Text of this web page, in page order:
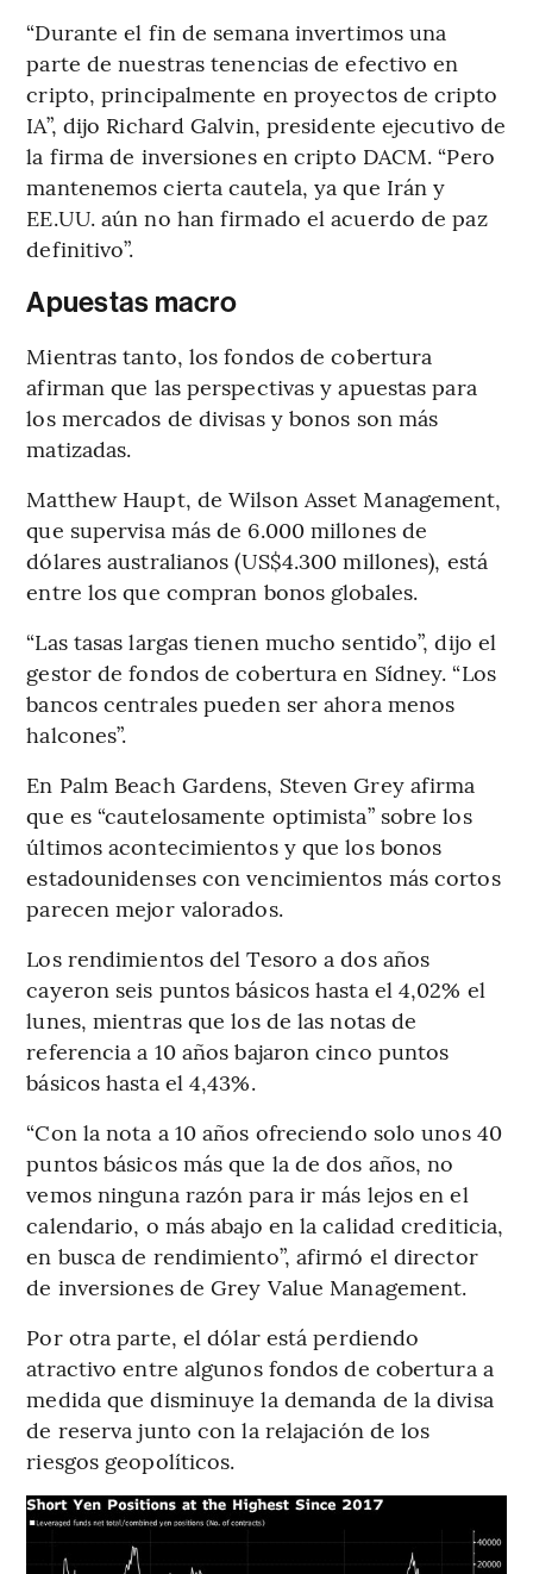
“Durante el fin de semana invertimos una
parte de nuestras tenencias de efectivo en
cripto, principalmente en proyectos de cripto
IA”, dijo Richard Galvin, presidente ejecutivo de
la firma de inversiones en cripto DACM. “Pero
mantenemos cierta cautela, ya que Irán y
EE.UU. aún no han firmado el acuerdo de paz
definitivo”.
Apuestas macro
Mientras tanto, los fondos de cobertura
afirman que las perspectivas y apuestas para
los mercados de divisas y bonos son más
matizadas.
Matthew Haupt, de Wilson Asset Management,
que supervisa más de 6.000 millones de
dólares australianos (US$4.300 millones), está
entre los que compran bonos globales.
“Las tasas largas tienen mucho sentido”, dijo el
gestor de fondos de cobertura en Sídney. “Los
bancos centrales pueden ser ahora menos
halcones”.
En Palm Beach Gardens, Steven Grey afirma
que es “cautelosamente optimista” sobre los
últimos acontecimientos y que los bonos
estadounidenses con vencimientos más cortos
parecen mejor valorados.
Los rendimientos del Tesoro a dos años
cayeron seis puntos básicos hasta el 4,02% el
lunes, mientras que los de las notas de
referencia a 10 años bajaron cinco puntos
básicos hasta el 4,43%.
“Con la nota a 10 años ofreciendo solo unos 40
puntos básicos más que la de dos años, no
vemos ninguna razón para ir más lejos en el
calendario, o más abajo en la calidad crediticia,
en busca de rendimiento”, afirmó el director
de inversiones de Grey Value Management.
Por otra parte, el dólar está perdiendo
atractivo entre algunos fondos de cobertura a
medida que disminuye la demanda de la divisa
de reserva junto con la relajación de los
riesgos geopolíticos.